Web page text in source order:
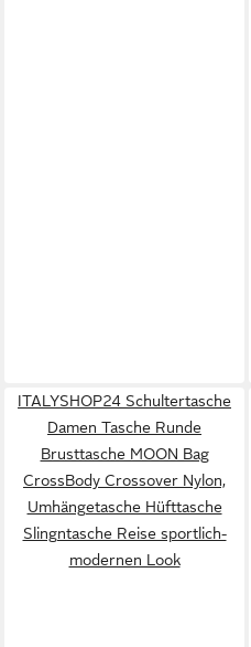
ITALYSHOP24 Schultertasche
Damen Tasche Runde
Brusttasche MOON Bag
CrossBody Crossover Nylon,
Umhängetasche Hüfttasche
Slingntasche Reise sportlich-
modernen Look